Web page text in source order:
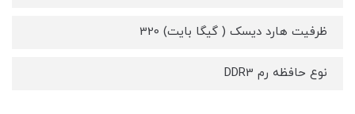
ظرفیت هارد دیسک ( گیگا بایت) 320
نوع حافظه رم DDR3